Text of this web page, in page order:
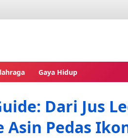
Gaya Hidup
Dari Jus
Asin Pedas